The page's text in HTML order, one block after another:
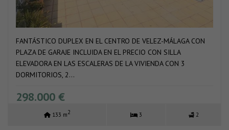
FANTÁSTICO DUPLEX EN EL CENTRO DE VELEZ-MÁLAGA CON
PLAZA DE GARAJE INCLUIDA EN EL PRECIO CON SILLA
ELEVADORA EN LAS ESCALERAS DE LA VIVIENDA CON 3
DORMITORIOS, 2...
298.000 €
133 m2 3 2